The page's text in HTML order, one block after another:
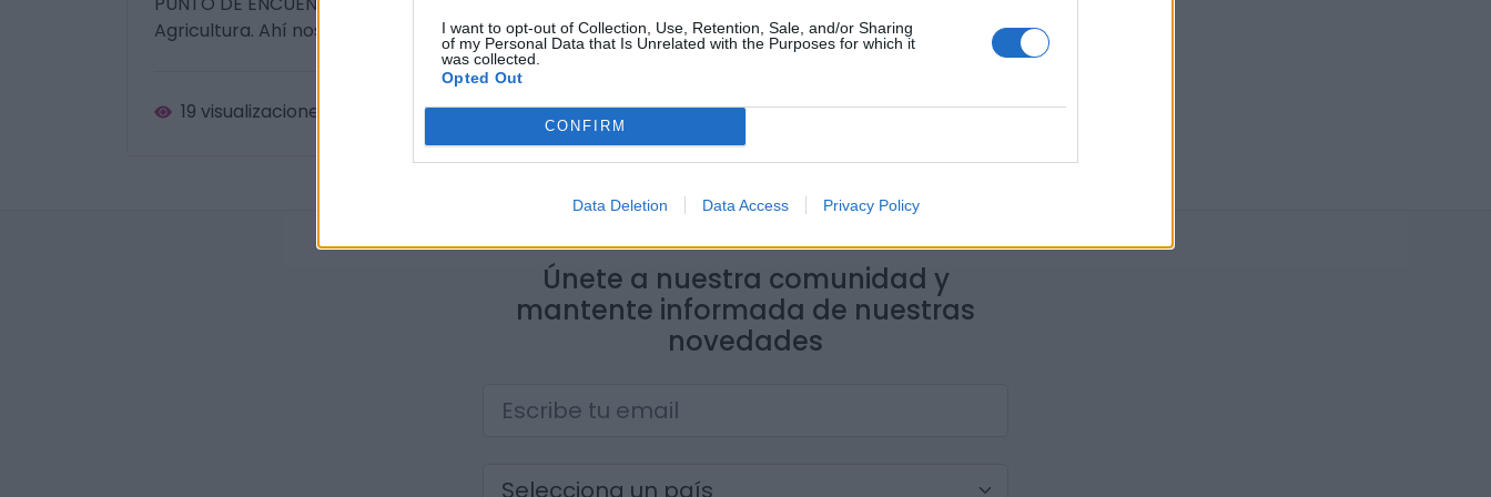
I want to opt-out of Collection, Use, Retention, Sale, and/or Sharing
of my Personal Data that Is Unrelated with the Purposes for which it
was collected.
Opted Out
CONFIRM
Data Deletion Data Access Privacy Policy
Agricultura. Ahí nos organizaremos en los coches.
19 visualizaciones Cultura
Únete a nuestra comunidad y
mantente informada de nuestras
novedades